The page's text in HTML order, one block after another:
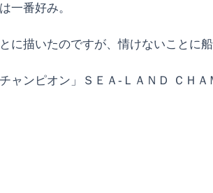
一番好み。
描いたのですが、情けないことに船
ンピオン」ＳＥＡ-ＬＡＮＤ ＣＨ